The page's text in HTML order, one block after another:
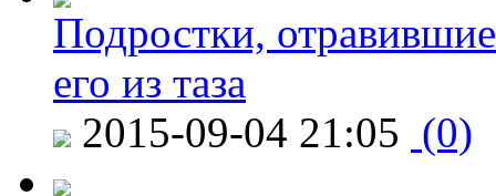
Подростки,
его из таза
2015-09-04 21:05 (0)